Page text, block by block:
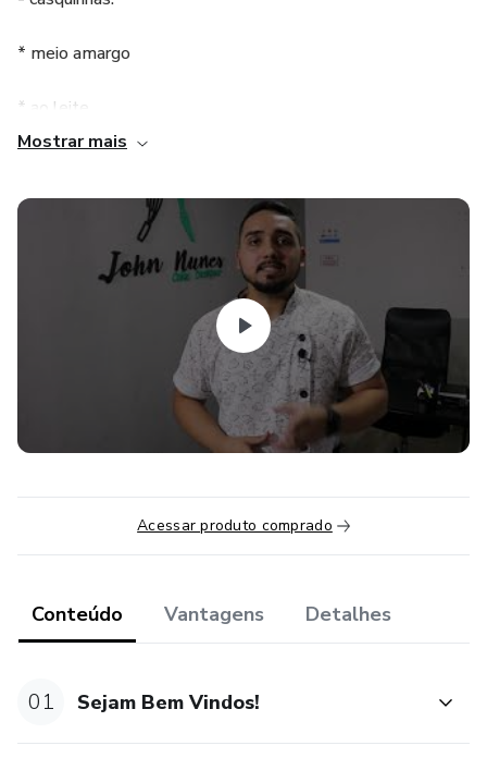
* meio amargo
* ao leite
* branca
* casca granulada
*maracujá
Mostrar mais
Acessar produto comprado
Conteúdo Vantagens Detalhes
01 Sejam Bem Vindos!